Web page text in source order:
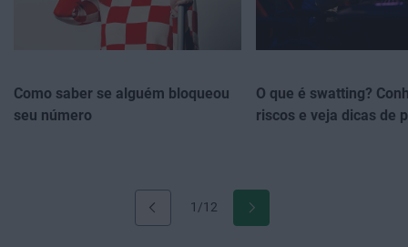
1/12
Como saber se alguém bloqueou
seu número
O que é swatting?
riscos e veja dicas de